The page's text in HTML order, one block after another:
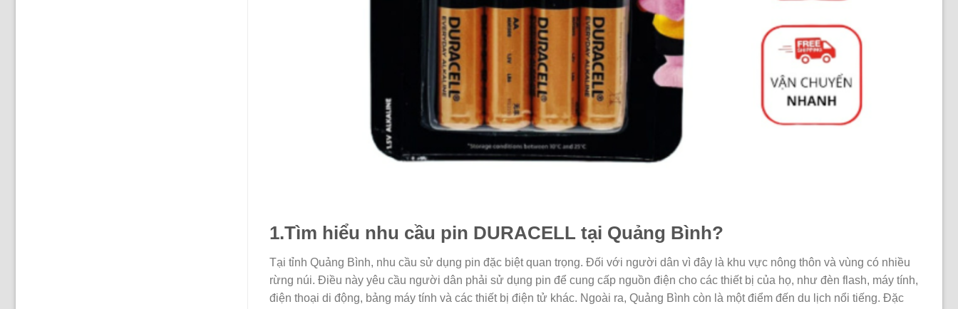
1.Tìm hiểu nhu cầu pin DURACELL tại Quảng Bình?
Tại tỉnh Quảng Bình, nhu cầu sử dụng pin đặc biệt quan trọng. Đối với người dân vì đây là khu vực nông thôn và vùng có nhiều
rừng núi. Điều này yêu cầu người dân phải sử dụng pin để cung cấp nguồn điện cho các thiết bị của họ, như đèn flash, máy tính,
điện thoại di động, bảng máy tính và các thiết bị điện tử khác. Ngoài ra, Quảng Bình còn là một điểm đến du lịch nổi tiếng. Đặc